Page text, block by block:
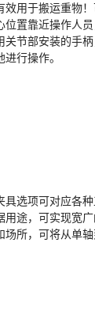
效用于搬运重物！
位置靠近操作人员
关节部安装的手
进行操作。
具选项可对应各
用途，可实现宽
场所，可将从单轴